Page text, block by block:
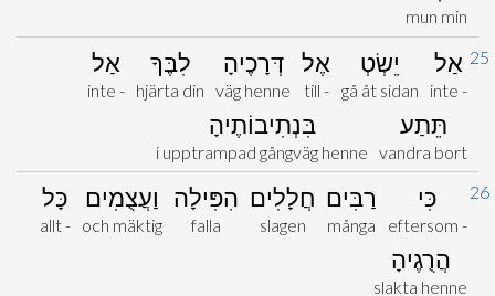
mun min
25 אַל
inte -
יֵשְׂטְ
gå åt sidan
אֶל
till -
דְּרָכֶיהָ
väg henne
לִבֶּךָ
hjärta din
אַל
inte -
תֵּתַע
vandra bort
בִּנְתִיבוֹתֶיהָ
i upptrampad gångväg henne
26
כִּי
eftersom -
רַבִּים
många
חֲלָלִים
slagen
הִפִּילָה
falla
וַעֲצֻמִים
och mäktig
כָּל
allt -
הֲרֻגֶיהָ
slakta henne